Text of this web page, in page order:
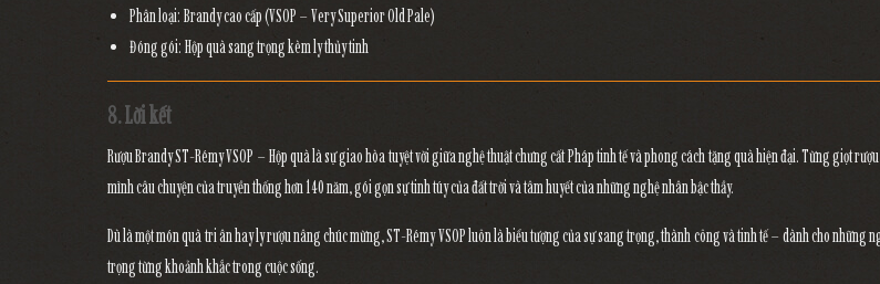
Phân loại: Brandy cao cấp (VSOP – Very Superior Old Pale)
Đóng gói: Hộp quà sang trọng kèm ly thủy tinh
8. Lời kết
Rượu Brandy ST-Rémy VSOP – Hộp quàlà sự giao hòa tuyệt vời giữanghệ thuật chưng cất Pháp tinh tếvàphong cách tặng quà hiện đại. Từng giọt
mình câu chuyện của truyền thống hơn 140 năm, gói gọn sự tinh túy của đất trời và tâm huyết của những nghệ nhân bậc thầy.
Dù là một món quà tri ân hay ly rượu nâng chúc mừng,ST-Rémy VSOPluôn là biểu tượng củasự sang trọng, thành công và tinh tế– dành cho những
trọng từng khoảnh khắc trong cuộc sống.